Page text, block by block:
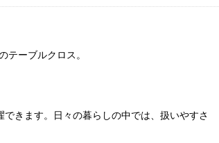
テーブルクロス。
きます。日々の暮らしの中では、扱いやすさ